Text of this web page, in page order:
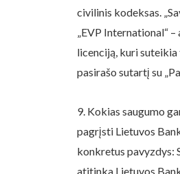
civilinis kodeksas.
„EVP International“
licenciją, kuri
pasirašo sutartį su
9. Kokias saugumo
pagrįsti Lietuvos
konkretus pavyzdys:
atitinka Lietuvos